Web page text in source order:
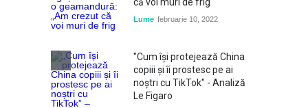
Lume februarie 10, 2022
"Cum își protejează China
copiii și îi prostesc pe ai
noștri cu TikTok" - Analiză
Le Figaro